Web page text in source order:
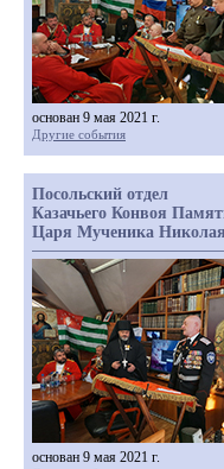
основан 9 мая 2021 г.
Другие события
Посольский отдел
Казачьего Конвоя
Царя Мученика
основан 9 мая 2021 г.